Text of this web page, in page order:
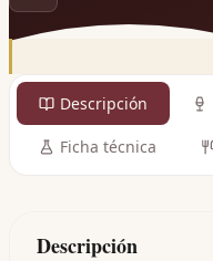
Descripción
Ficha técnica
Descripción